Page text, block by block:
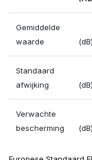
Gemiddelde
waarde
(dB)
Standaard
afwijking
(dB)
Verwachte
bescherming
(dB)